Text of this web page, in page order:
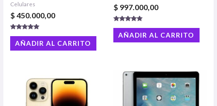
Celulares
$ 450.000,00
Valorado
con
4.86
de 5
AÑADIR AL CARRITO
$ 997.000,00
Valorado con
5.00
de 5
AÑADIR AL CARRITO